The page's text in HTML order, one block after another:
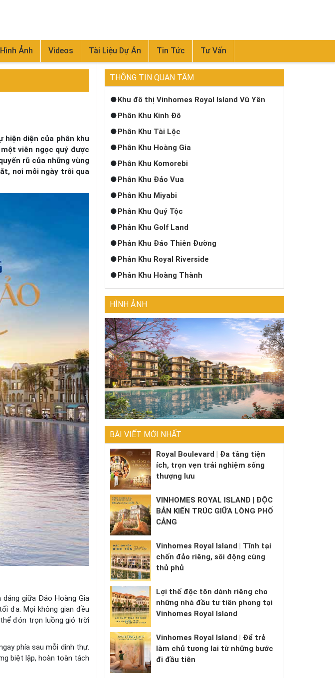
Hình Ảnh Videos Tài Liệu Dự Án Tin Tức Tư Vấn
hiện diện của phân khu
viên ngọc quý được
rũ của những vùng
nơi mỗi ngày trôi qua
giữa Đảo Hoàng Gia
đa. Mọi không gian đều
đón trọn luồng gió trời
phía sau mỗi dinh thự.
biệt lập, hoàn toàn tách
THÔNG TIN QUAN TÂM
Khu đô thị Vinhomes Royal Island Vũ Yên
Phân Khu Kinh Đô
Phân Khu Tài Lộc
Phân Khu Hoàng Gia
Phân Khu Komorebi
Phân Khu Đảo Vua
Phân Khu Miyabi
Phân Khu Quý Tộc
Phân Khu Golf Land
Phân Khu Đảo Thiên Đường
Phân Khu Royal Riverside
Phân Khu Hoàng Thành
HÌNH ẢNH
BÀI VIẾT MỚI NHẤT
Royal Boulevard | Đa tầng tiện
ích, trọn vẹn trải nghiệm sống
thượng lưu
VINHOMES ROYAL ISLAND | ĐỘC
BẢN KIẾN TRÚC GIỮA LÒNG PHỐ
CẢNG
Vinhomes Royal Island | Tĩnh tại
chốn đảo riêng, sôi động cùng
thủ phủ
Lợi thế độc tôn dành riêng cho
những nhà đầu tư tiên phong tại
Vinhomes Royal Island
Vinhomes Royal Island | Để trẻ
làm chủ tương lai từ những bước
đi đầu tiên